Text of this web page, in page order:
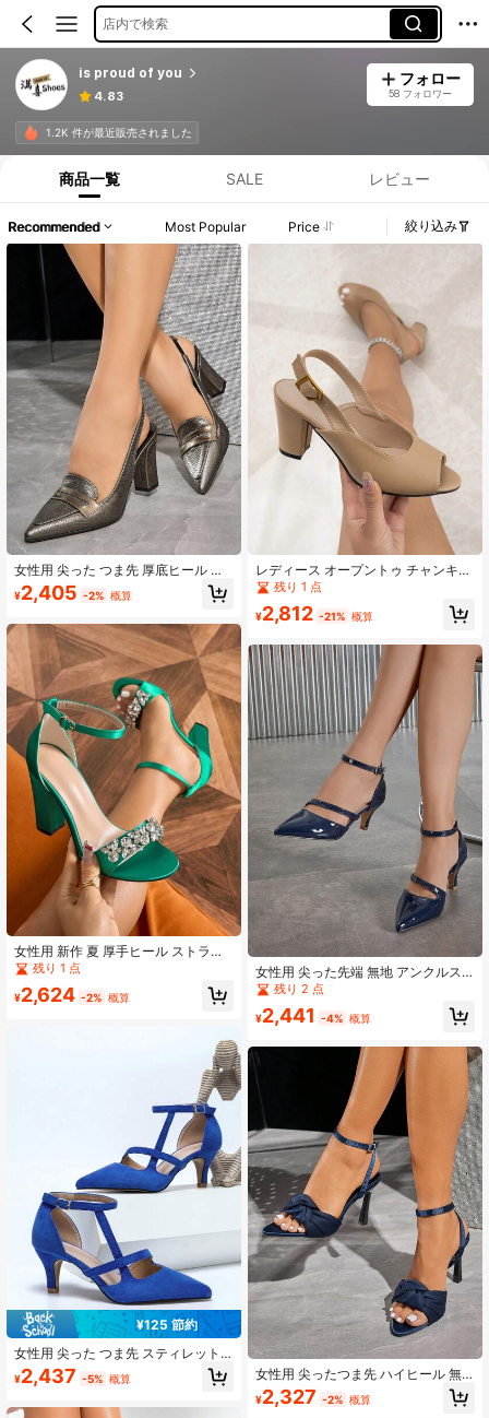
店内で検索
is proud of you
4.83
フォロー
58 フォロワー
1.2K 件が最近販売されました
商品一覧 SALE レビュー
Recommended Most Popular Price 絞り込み
女性用 尖った つま先 厚底ヒール ス
タイリッシュなヘビ柄ハイヒール、
オフィス、パーティー、フォーマル
¥2,405 -2% 概算
女性用 新作 夏 厚手ヒール ストラッ
プ ラインストーン メタルバックル
リー ウェア ハイヒールサンダル
残り 1 点
¥2,624 -2% 概算
¥125 節約
女性用 尖った つま先 スティレット
ソリッドカラー ファッション 多用途
通勤 バックル ハイヒールパンプス
¥2,437 -5% 概算
レディース オープントゥ チャンキー
ヒール サンダル アンクルストラップ
仕事用パンプス
残り 1 点
¥2,812 -21% 概算
女性用 尖った先端 無地 アンクルス
トラップ エレガントなファッション
フォーマル ドレスシューズ バックル
残り 2 点
¥2,441 -4% 概算
女性用 尖ったつま先 ハイヒール 無
地 ツイストノット エレガント 多用
途 アウトドア 通勤 パーティー フォ
¥2,327 -2% 概算